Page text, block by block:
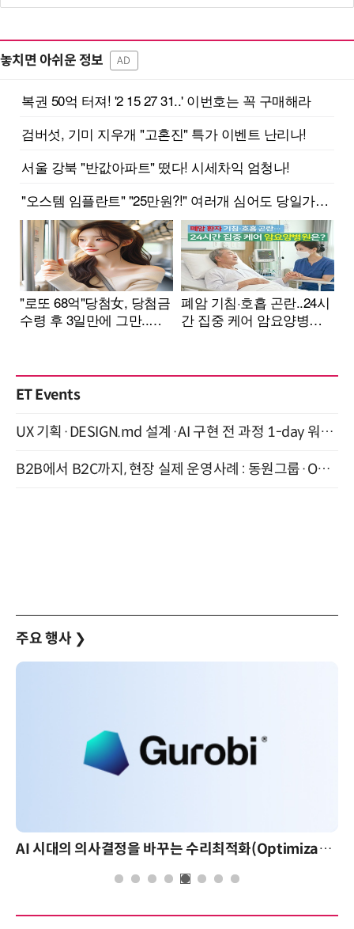
놓치면 아쉬운 정보 AD
ET Events
UX 기획·DESIGN.md 설계·AI 구현 전 과정 1-day 워크숍 with Claude Code·Codex 9월 15일 개최
B2B에서 B2C까지, 현장 실제 운영사례 : 동원그룹·OCI·다이닝브랜즈그룹·당근 (8/27)
주요 행사 ❯
AI 시대의 의사결정을 바꾸는 수리최적화(Optimization): 실제 산업 적용 사례와 활용 전략